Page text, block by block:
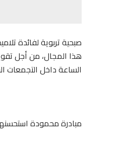
صبحية تربوية لفائدة
الساعة داخل التجمعات
مبادرة محمودة